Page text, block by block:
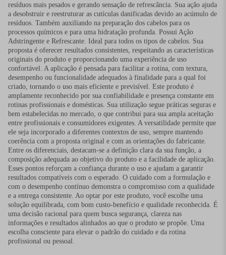
resíduos mais pesados e gerando sensação de refrescância. Sua ação ajuda
a desobstruir e reestruturar as cutículas danificadas devido ao acúmulo de
resíduos. Também auxiliando na preparação dos cabelos para os
processos químicos e para uma hidratação profunda. Possui Ação
Adstringente e Refrescante. Ideal para todos os tipos de cabelos. Sua
proposta é oferecer resultados consistentes, respeitando as características
originais do produto e proporcionando uma experiência de uso
confortável. A aplicação é pensada para facilitar a rotina, com textura,
desempenho ou funcionalidade adequados à finalidade para a qual foi
criado, tornando o uso mais eficiente e previsível. Este produto é
amplamente reconhecido por sua confiabilidade e presença constante em
rotinas profissionais e domésticas. Sua utilização segue práticas seguras e
bem estabelecidas no mercado, o que contribui para sua ampla aceitação
entre profissionais e consumidores exigentes. A versatilidade permite que
ele seja incorporado a diferentes contextos de uso, sempre mantendo
coerência com a proposta original e com as orientações do fabricante.
Entre os diferenciais, destacam-se a definição clara da sua função, a
composição adequada ao objetivo do produto e a facilidade de aplicação.
Esses pontos reforçam a confiança durante o uso e ajudam a garantir
resultados compatíveis com o esperado. O cuidado com a formulação e
com o desempenho contínuo demonstra o compromisso com a qualidade
e a entrega consistente. Ao optar por este produto, você escolhe uma
solução equilibrada, com bom custo-benefício e qualidade reconhecida. É
uma decisão racional para quem busca segurança, clareza nas
informações e resultados alinhados ao que o produto se propõe. Uma
escolha consciente para elevar o padrão do cuidado e da rotina
profissional ou pessoal.